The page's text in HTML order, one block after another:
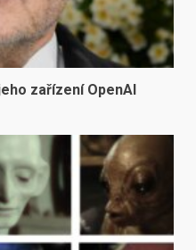
zařízení OpenAI